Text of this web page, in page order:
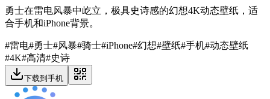
勇士在雷电风暴中屹立，极具史诗感的幻想4K动态壁纸，适
合手机和iPhone背景。
#雷电#勇士#风暴#骑士#iPhone#幻想#壁纸#手机#动态壁纸
#4K#高清#史诗
下载到手机